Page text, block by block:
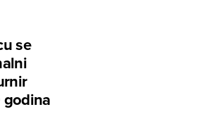
se